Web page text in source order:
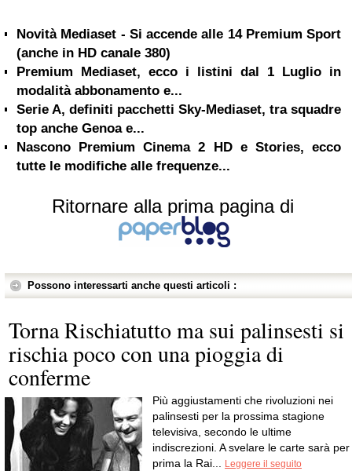
Novità Mediaset - Si accende alle 14 Premium Sport
(anche in HD canale 380)
Premium Mediaset, ecco i listini dal 1 Luglio in
modalità abbonamento e...
Serie A, definiti pacchetti Sky-Mediaset, tra squadre
top anche Genoa e...
Nascono Premium Cinema 2 HD e Stories, ecco
tutte le modifiche alle frequenze...
Ritornare alla prima pagina di
Possono interessarti anche questi articoli :
Torna Rischiatutto ma sui palinsesti si
rischia poco con una pioggia di
conferme
Più aggiustamenti che rivoluzioni nei
palinsesti per la prossima stagione
televisiva, secondo le ultime
indiscrezioni. A svelare le carte sarà per
prima la Rai... Leggere il seguito